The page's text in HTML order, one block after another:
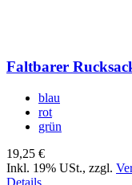
Faltbarer
blau
rot
grün
19,25 €
Inkl. 19% USt., zzgl.
Details